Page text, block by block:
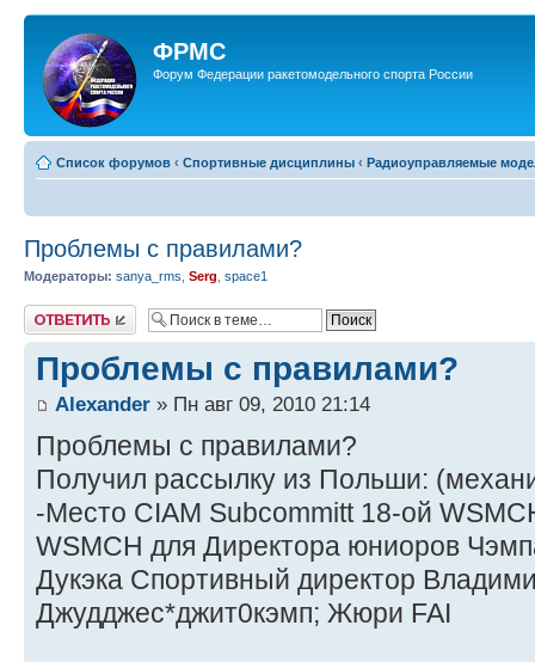
ФРМС
Форум Федерации ракетомодельного спорта России
Список форумов ‹ Спортивные дисциплины ‹ Радиоуправляемые
Проблемы с правилами?
Модераторы: sanya_rms Serg space1
Ответить
Проблемы с правилами?
Alexander » Пн авг 09, 2010 21:14
Проблемы с правилами?
Получил рассылку из Польши:
-Место CIAM Subcommitt 18-ой
WSMCH для Директора юниоров
Дукэка Спортивный директор
Джудджес*джит0кэмп; Жюри FAI